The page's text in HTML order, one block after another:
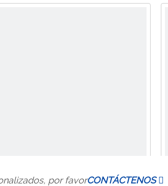
por favorCONTÁCTENOS 